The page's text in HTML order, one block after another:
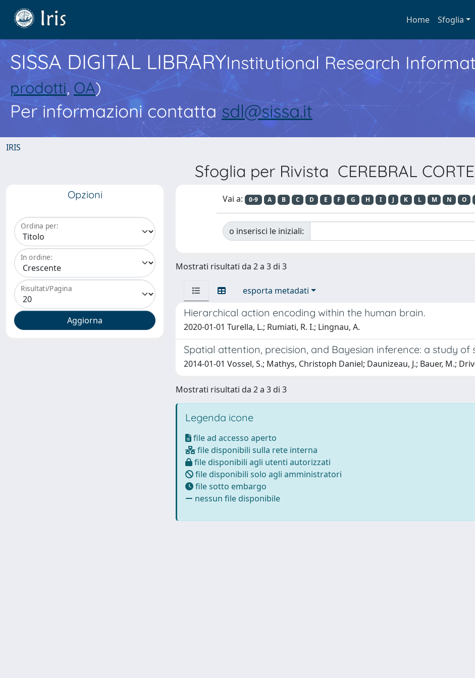
Home Sfoglia
SISSA DIGITAL LIBRARYInstitutional Research
prodotti, OA)
Per informazioni contatta sdl@sissa.it
IRIS
Sfoglia per Rivista CEREBRAL
Opzioni
Ordina per:
In ordine:
Risultati/Pagina
Vai a: 0-9 A B C D E F G H I J K L M N O
o inserisci le iniziali:
Mostrati risultati da 2 a 3 di 3
esporta metadati
Hierarchical action encoding within the human brain.
2020-01-01 Turella, L.; Rumiati, R. I.; Lingnau, A.
Spatial attention, precision, and Bayesian inference: a study of
2014-01-01 Vossel, S.; Mathys, Christoph Daniel; Daunizeau, J.; Bauer, M.;
Mostrati risultati da 2 a 3 di 3
Legenda icone
file ad accesso aperto
file disponibili sulla rete interna
file disponibili agli utenti autorizzati
file disponibili solo agli amministratori
file sotto embargo
nessun file disponibile